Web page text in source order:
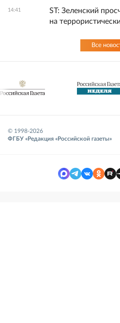
14:41
ST: Зеленский
на
Все
© 1998-2026
ФГБУ «Редакция «Российской газеты»